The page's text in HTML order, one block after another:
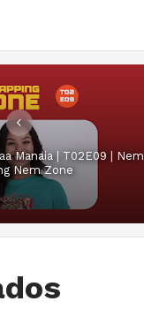
Manaia | T02E09 | Nem
Nem Zone